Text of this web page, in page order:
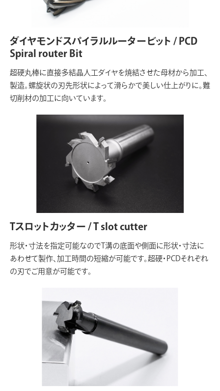
ダイヤモンドスパイラルルータービット / PCD
Spiral router Bit
超硬丸棒に直接多結晶人工ダイヤを焼結させた母材から加工、
製造。螺旋状の刃先形状によって滑らかで美しい仕上がりに。難
切削材の加工に向いています。
Tスロットカッター / T slot cutter
形状・寸法を指定可能なのでT溝の底面や側面に形状・寸法に
あわせて製作、加工時間の短縮が可能です。超硬・PCDそれぞれ
の刃でご用意が可能です。